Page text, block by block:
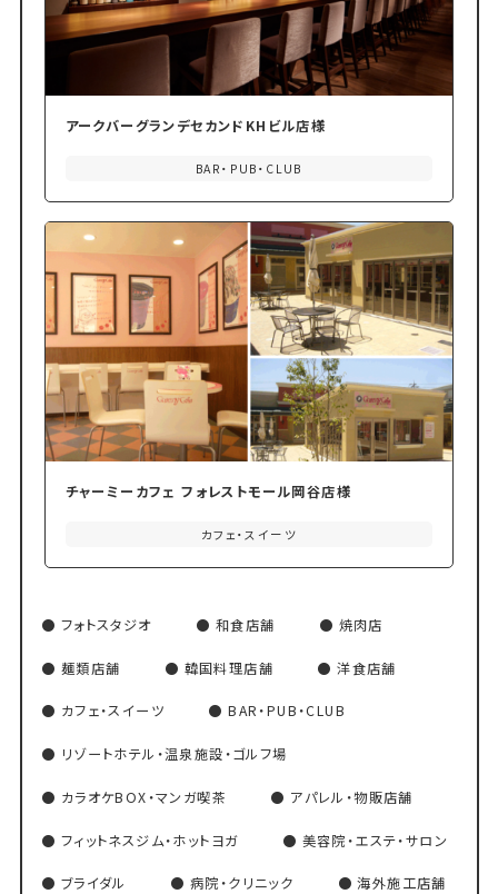
アークバーグランデセカンドKHビル店様
BAR・PUB・CLUB
チャーミーカフェ フォレストモール岡谷店様
カフェ・スイーツ
フォトスタジオ 和食店舗 焼肉店
麺類店舗 韓国料理店舗 洋食店舗
カフェ・スイーツ BAR・PUB・CLUB
リゾートホテル・温泉施設・ゴルフ場
カラオケBOX・マンガ喫茶 アパレル・物販店舗
フィットネスジム・ホットヨガ 美容院・エステ・サロン
ブライダル 病院・クリニック 海外施工店舗